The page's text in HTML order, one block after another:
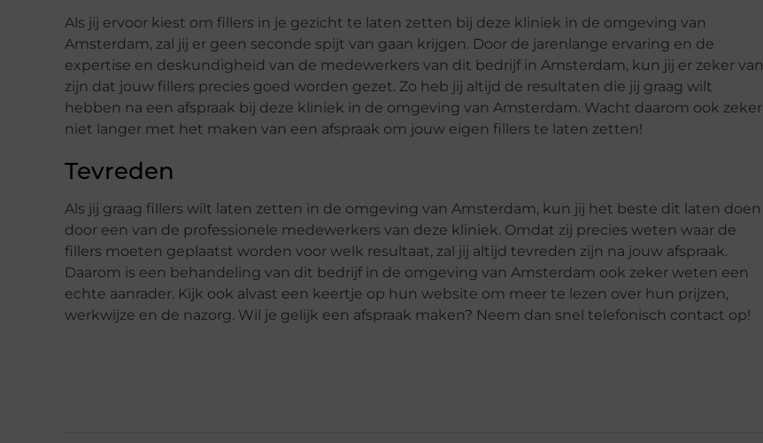
Als jij ervoor kiest om fillers in je gezicht te laten zetten bij deze kliniek in de omgeving van
Amsterdam, zal jij er geen seconde spijt van gaan krijgen. Door de jarenlange ervaring en de
expertise en deskundigheid van de medewerkers van dit bedrijf in Amsterdam, kun jij er zeker van
zijn dat jouw fillers precies goed worden gezet. Zo heb jij altijd de resultaten die jij graag wilt
hebben na een afspraak bij deze kliniek in de omgeving van Amsterdam. Wacht daarom ook zeker
niet langer met het maken van een afspraak om jouw eigen fillers te laten zetten!
Tevreden
Als jij graag fillers wilt laten zetten in de omgeving van Amsterdam, kun jij het beste dit laten doen
door een van de professionele medewerkers van deze kliniek. Omdat zij precies weten waar de
fillers moeten geplaatst worden voor welk resultaat, zal jij altijd tevreden zijn na jouw afspraak.
Daarom is een behandeling van dit bedrijf in de omgeving van Amsterdam ook zeker weten een
echte aanrader. Kijk ook alvast een keertje op hun website om meer te lezen over hun prijzen,
werkwijze en de nazorg. Wil je gelijk een afspraak maken? Neem dan snel telefonisch contact op!